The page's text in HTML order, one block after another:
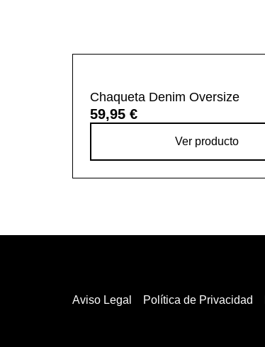
Chaqueta Denim Oversize
59,95 €
Ver producto
Aviso Legal Política de Privacidad